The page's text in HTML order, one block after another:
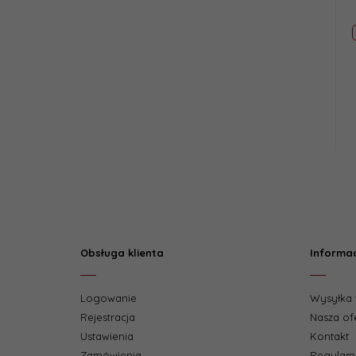
Obsługa klienta
Logowanie
Rejestracja
Ustawienia
Wysyłka
Nasza
Kontakt